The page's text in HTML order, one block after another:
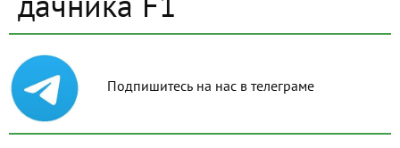
Подпишитесь на нас в телеграме